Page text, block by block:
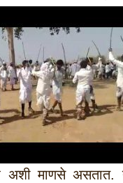
अशी माणसे असतात.